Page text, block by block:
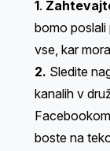
1.
bomo
vse, kar
2. Sledite
kanalih v
Facebookom
boste na